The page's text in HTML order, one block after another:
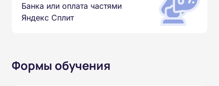
Банка или оплата частями
Яндекс Сплит
Формы обучения